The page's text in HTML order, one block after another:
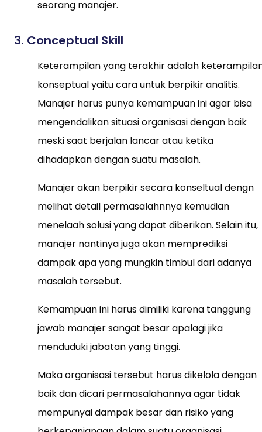
seorang manajer.
3. Conceptual Skill
Keterampilan yang terakhir adalah
konseptual yaitu cara untuk berpikir analitis.
Manajer harus punya kemampuan ini agar bisa
mengendalikan situasi organisasi dengan baik
meski saat berjalan lancar atau ketika
dihadapkan dengan suatu masalah.
Manajer akan berpikir secara konseltual dengn
melihat detail permasalahnnya kemudian
menelaah solusi yang dapat diberikan. Selain itu,
manajer nantinya juga akan memprediksi
dampak apa yang mungkin timbul dari adanya
masalah tersebut.
Kemampuan ini harus dimiliki karena tanggung
jawab manajer sangat besar apalagi jika
menduduki jabatan yang tinggi.
Maka organisasi tersebut harus dikelola dengan
baik dan dicari permasalahannya agar tidak
mempunyai dampak besar dan risiko yang